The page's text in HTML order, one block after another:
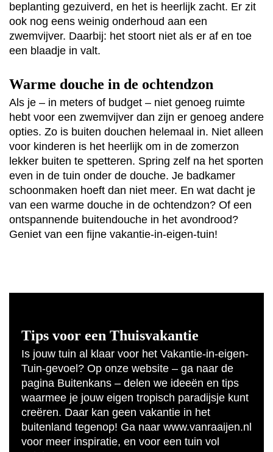
beplanting gezuiverd, en het is heerlijk zacht. Er zit
ook nog eens weinig onderhoud aan een
zwemvijver. Daarbij: het stoort niet als er af en toe
een blaadje in valt.
Warme douche in de ochtendzon
Als je – in meters of budget – niet genoeg ruimte
hebt voor een zwemvijver dan zijn er genoeg andere
opties. Zo is buiten douchen helemaal in. Niet alleen
voor kinderen is het heerlijk om in de zomerzon
lekker buiten te spetteren. Spring zelf na het sporten
even in de tuin onder de douche. Je badkamer
schoonmaken hoeft dan niet meer. En wat dacht je
van een warme douche in de ochtendzon? Of een
ontspannende buitendouche in het avondrood?
Geniet van een fijne vakantie-in-eigen-tuin!
Tips voor een Thuisvakantie
Is jouw tuin al klaar voor het Vakantie-in-eigen-
Tuin-gevoel? Op onze website – ga naar de
pagina Buitenkans – delen we ideeën en tips
waarmee je jouw eigen tropisch paradijsje kunt
creëren. Daar kan geen vakantie in het
buitenland tegenop! Ga naar www.vanraaijen.nl
voor meer inspiratie, en voor een tuin vol